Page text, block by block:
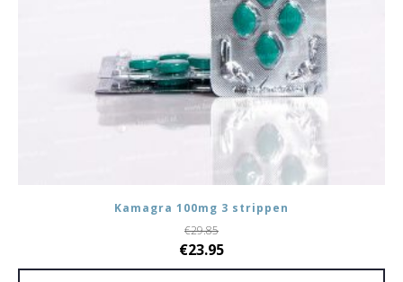
Kamagra 100mg 3 strippen
€29.85
Oorspronkelijke
prijs
€23.95Huidige
prijs